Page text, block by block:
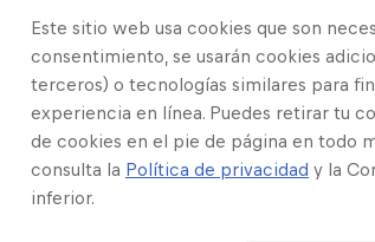
Este sitio web usa cookies que son
consentimiento, se usarán cookies
terceros) o tecnologías similares para
experiencia en línea. Puedes retirar tu
de cookies en el pie de página en todo
consulta la Política de privacidad y la
inferior.